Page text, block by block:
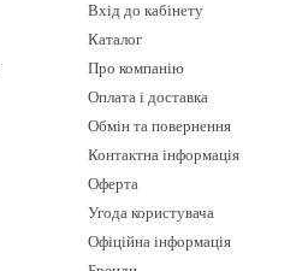
Вхід до кабінету
Каталог
Про компанію
Оплата і доставка
Обмін та повернення
Контактна інформація
Оферта
Угода користувача
Офіційна інформація